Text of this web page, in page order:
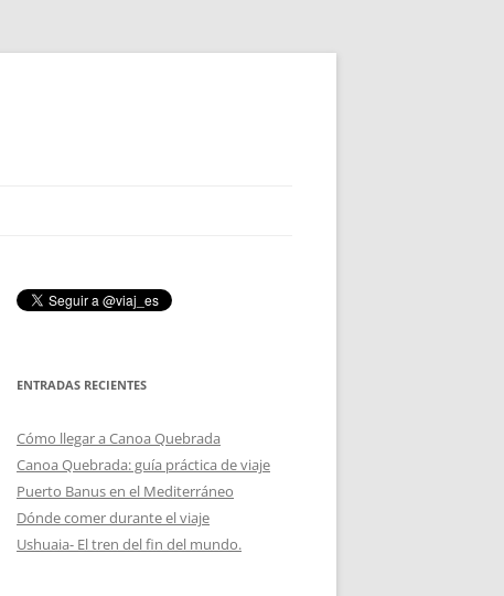
ENTRADAS RECIENTES
Cómo llegar a Canoa Quebrada
Canoa Quebrada: guía práctica de viaje
Puerto Banus en el Mediterráneo
Dónde comer durante el viaje
Ushuaia- El tren del fin del mundo.